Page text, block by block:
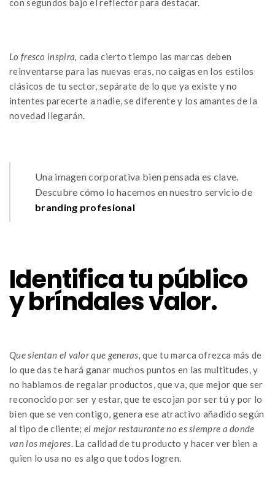
con segundos bajo el reflector para destacar.
Lo fresco inspira, cada cierto tiempo las marcas deben
reinventarse para las nuevas eras, no caigas en los estilos
clásicos de tu sector, sepárate de lo que ya existe y no
intentes parecerte a nadie, se diferente y los amantes de la
novedad llegarán.
Una imagen corporativa bien pensada es clave.
Descubre cómo lo hacemos en nuestro servicio de
branding profesional
Identifica tu público
y bríndales valor.
Que sientan el valor que generas,que tu marca ofrezca más de
lo que das te hará ganar muchos puntos en las multitudes, y
no hablamos de regalar productos, que va, que mejor que ser
reconocido por ser y estar, que te escojan por ser tú y por lo
bien que se ven contigo, genera ese atractivo añadido según
al tipo de cliente;el mejor restaurante no es siempre a donde
van los mejores. La calidad de tu producto y hacer ver bien a
quien lo usa no es algo que todos logren.